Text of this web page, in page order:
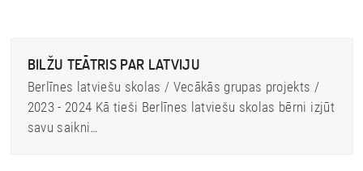
BILŽU TEĀTRIS PAR LATVIJU
Berlīnes latviešu skolas / Vecākās grupas projekts /
2023 - 2024 Kā tieši Berlīnes latviešu skolas bērni izjūt
savu saikni…